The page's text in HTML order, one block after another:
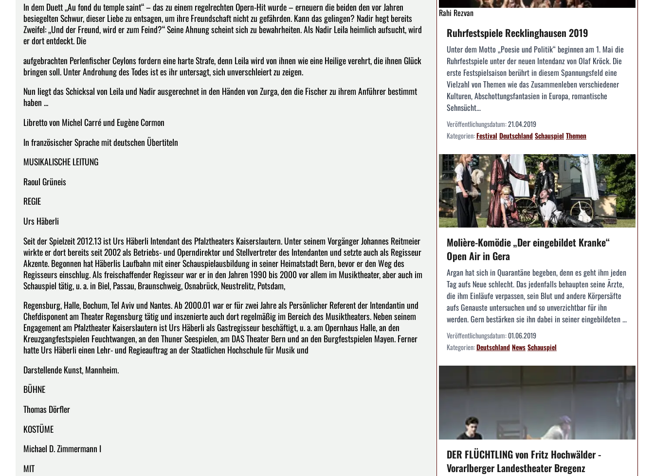
In dem Duett „Au fond du temple saint“ – das zu einem regelrechten Opern-Hit wurde – erneuern die beiden den vor Jahren
besiegelten Schwur, dieser Liebe zu entsagen, um ihre Freundschaft nicht zu gefährden. Kann das gelingen? Nadir hegt bereits
Zweifel: „Und der Freund, wird er zum Feind?“ Seine Ahnung scheint sich zu bewahrheiten. Als Nadir Leila heimlich aufsucht, wird
er dort entdeckt. Die
aufgebrachten Perlenfischer Ceylons fordern eine harte Strafe, denn Leila wird von ihnen wie eine Heilige verehrt, die ihnen Glück
bringen soll. Unter Androhung des Todes ist es ihr untersagt, sich unverschleiert zu zeigen.
Nun liegt das Schicksal von Leila und Nadir ausgerechnet in den Händen von Zurga, den die Fischer zu ihrem Anführer bestimmt
haben ...
Libretto von Michel Carré und Eugène Cormon
In französischer Sprache mit deutschen Übertiteln
MUSIKALISCHE LEITUNG
Raoul Grüneis
REGIE
Urs Häberli
Seit der Spielzeit 2012.13 ist Urs Häberli Intendant des Pfalztheaters Kaiserslautern. Unter seinem Vorgänger Johannes Reitmeier
wirkte er dort bereits seit 2002 als Betriebs- und Operndirektor und Stellvertreter des Intendanten und setzte auch als Regisseur
Akzente. Begonnen hat Häberlis Laufbahn mit einer Schauspielausbildung in seiner Heimatstadt Bern, bevor er den Weg des
Regisseurs einschlug. Als freischaffender Regisseur war er in den Jahren 1990 bis 2000 vor allem im Musiktheater, aber auch im
Schauspiel tätig, u. a. in Biel, Passau, Braunschweig, Osnabrück, Neustrelitz, Potsdam,
Regensburg, Halle, Bochum, Tel Aviv und Nantes. Ab 2000.01 war er für zwei Jahre als Persönlicher Referent der Intendantin und
Chefdisponent am Theater Regensburg tätig und inszenierte auch dort regelmäßig im Bereich des Musiktheaters. Neben seinem
Engagement am Pfalztheater Kaiserslautern ist Urs Häberli als Gastregisseur beschäftigt, u. a. am Opernhaus Halle, an den
Kreuzgangfestspielen Feuchtwangen, an den Thuner Seespielen, am DAS Theater Bern und an den Burgfestspielen Mayen. Ferner
hatte Urs Häberli einen Lehr- und Regieauftrag an der Staatlichen Hochschule für Musik und
Darstellende Kunst, Mannheim.
BÜHNE
Thomas Dörfler
KOSTÜME
Michael D. Zimmermann I
MIT
Rahi Rezvan
Ruhrfestspiele Recklinghausen 2019
Unter dem Motto „Poesie und Politik“ beginnen am 1. Mai die
Ruhrfestspiele unter der neuen Intendanz von Olaf Kröck. Die
erste Festspielsaison berührt in diesem Spannungsfeld eine
Vielzahl von Themen wie das Zusammenleben verschiedener
Kulturen, Abschottungsfantasien in Europa, romantische
Sehnsücht...
Veröffentlichungsdatum:21.04.2019
Kategorien:Festival DeutschlandSchauspiel Themen
Molière-Komödie „Der eingebildet Kranke“
Open Air in Gera
Argan hat sich in Quarantäne begeben, denn es geht ihm jeden
Tag aufs Neue schlecht. Das jedenfalls behaupten seine Ärzte,
die ihm Einläufe verpassen, sein Blut und andere Körpersäfte
aufs Genauste untersuchen und so unverzichtbar für ihn
werden. Gern bestärken sie ihn dabei in seiner eingebildeten ...
Veröffentlichungsdatum:01.06.2019
Kategorien:DeutschlandNewsSchauspiel
DER FLÜCHTLING von Fritz Hochwälder -
Vorarlberger Landestheater Bregenz